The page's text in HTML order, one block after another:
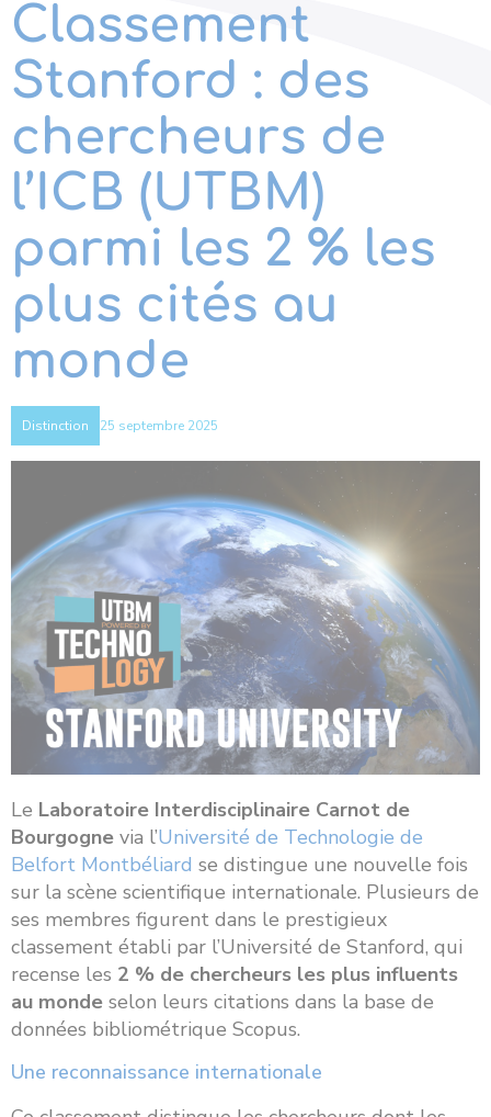
Classement
Stanford : des
chercheurs de
l’ICB (UTBM)
parmi les 2 % les
plus cités au
monde
Distinction 25 septembre 2025
Le Laboratoire Interdisciplinaire Carnot de
Bourgogne via l’Université de Technologie de
Belfort Montbéliard se distingue une nouvelle fois
sur la scène scientifique internationale. Plusieurs de
ses membres figurent dans le prestigieux
classement établi par l’Université de Stanford, qui
recense les 2 % de chercheurs les plus influents
au monde selon leurs citations dans la base de
données bibliométrique Scopus.
Une reconnaissance internationale